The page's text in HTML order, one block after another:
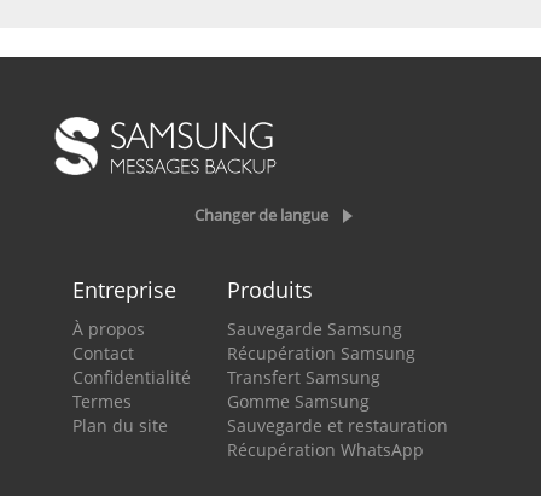
Changer de langue
Entreprise
À propos
Contact
Confidentialité
Termes
Plan du site
Produits
Sauvegarde Samsung
Récupération Samsung
Transfert Samsung
Gomme Samsung
Sauvegarde et restauration
Récupération WhatsApp